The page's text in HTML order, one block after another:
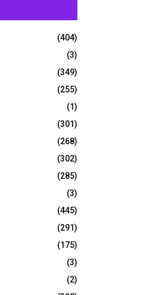
(404)
(3)
(349)
(255)
(1)
(301)
(268)
(302)
(285)
(3)
(445)
(291)
(175)
(3)
(2)